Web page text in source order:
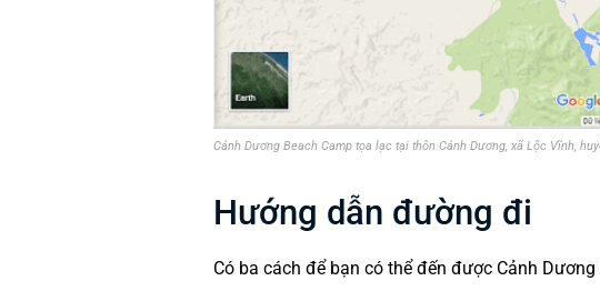
Cảnh Dương Beach Camp tọa lạc tại thôn Cảnh Dương, xã Lộc Vĩnh,
Hướng dẫn đường đi
Có ba cách để bạn có thể đến được Cảnh Dương